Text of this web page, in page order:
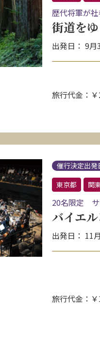
歴代将軍が
街道を
出発日： 9月
旅行代金：
催行決定出発
東京都
関
20名限定 サ
バイエ
出発日： 11
旅行代金：